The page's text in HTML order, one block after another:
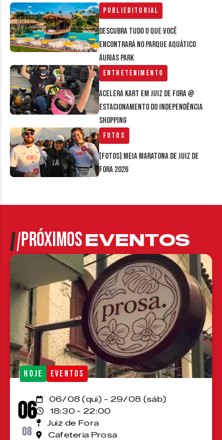
Publieditorial
Descubra tudo o que você
encontrará no parque aquático
Áurias Park
Entretenimento
Acelera Kart em Juiz de Fora @
estacionamento do Independência
Shopping
Fotos
[FOTOS] Meia Maratona de Juiz de
Fora 2026
PRÓXIMOSEVENTOS
HOJE EVENTOS
06
08
06/08 (qui) - 29/08 (sáb)
18:30 - 22:00
Juiz de Fora
Cafeteria Prosa